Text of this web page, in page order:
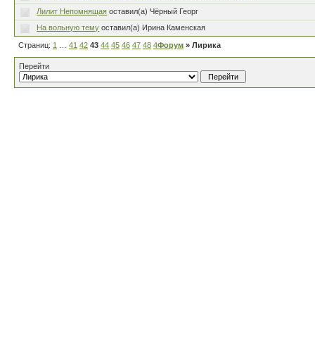
Лилит Непомнящая оставил(а) Чёрный Георг
На вольную тему оставил(а) Ирина Каменская
Страниц: 1 41 42 43 44 45 46 47 48 49…80
Форум » Лирика
Перейти